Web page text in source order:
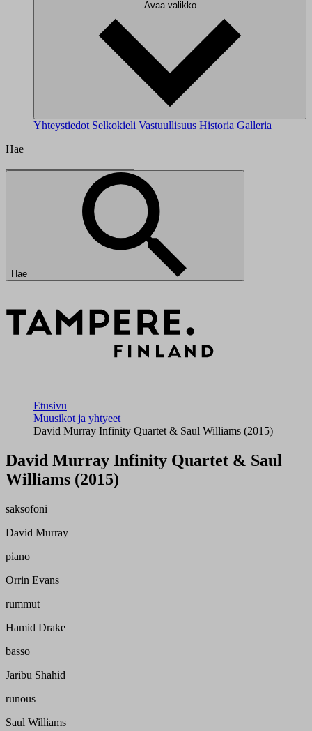
Avaa valikko
Yhteystiedot Selkokieli Vastuullisuus Historia Galleria
Hae
Hae
Etusivu
Muusikot ja yhtyeet
David Murray Infinity Quartet & Saul Williams (2015)
David Murray Infinity Quartet & Saul
Williams (2015)
saksofoni
David Murray
piano
Orrin Evans
rummut
Hamid Drake
basso
Jaribu Shahid
runous
Saul Williams